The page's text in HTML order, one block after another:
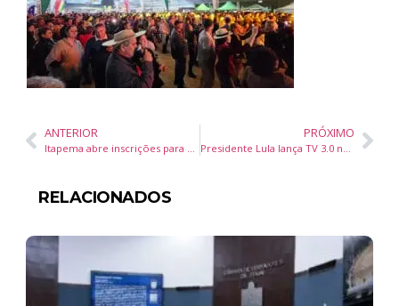
ANTERIOR
Itapema abre inscrições para cursos gratuitos do Programa Itapema de Oportunidades no segundo semestre
PRÓXIMO
Presidente Lula lança TV 3.0 no Brasil com início das transmissões em 2026
RELACIONADOS